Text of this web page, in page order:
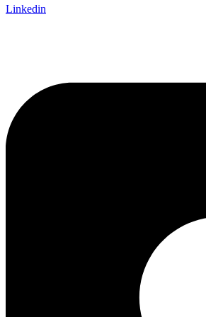
Linkedin